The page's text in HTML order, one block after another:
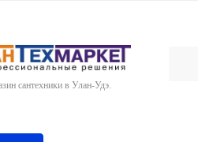
сантехники в Улан-Удэ.